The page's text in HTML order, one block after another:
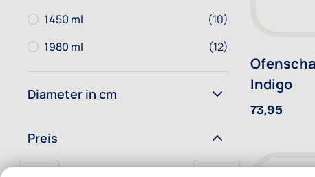
1450 ml
(10)
1980 ml
(12)
Diameter in cm
Preis
Indigo
73,95